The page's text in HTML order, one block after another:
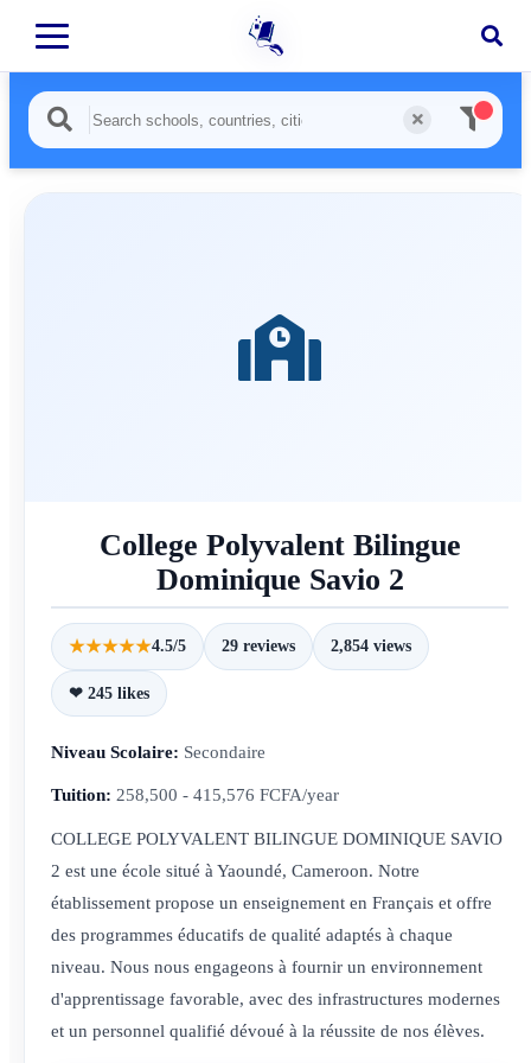
College Polyvalent Bilingue
Dominique Savio 2
★★★★★4.5/5 29 reviews 2,854 views
❤ 245 likes
Niveau Scolaire: Secondaire
Tuition: 258,500 - 415,576 FCFA/year
COLLEGE POLYVALENT BILINGUE DOMINIQUE SAVIO
2 est une école situé à Yaoundé, Cameroon. Notre
établissement propose un enseignement en Français et offre
des programmes éducatifs de qualité adaptés à chaque
niveau. Nous nous engageons à fournir un environnement
d'apprentissage favorable, avec des infrastructures modernes
et un personnel qualifié dévoué à la réussite de nos élèves.